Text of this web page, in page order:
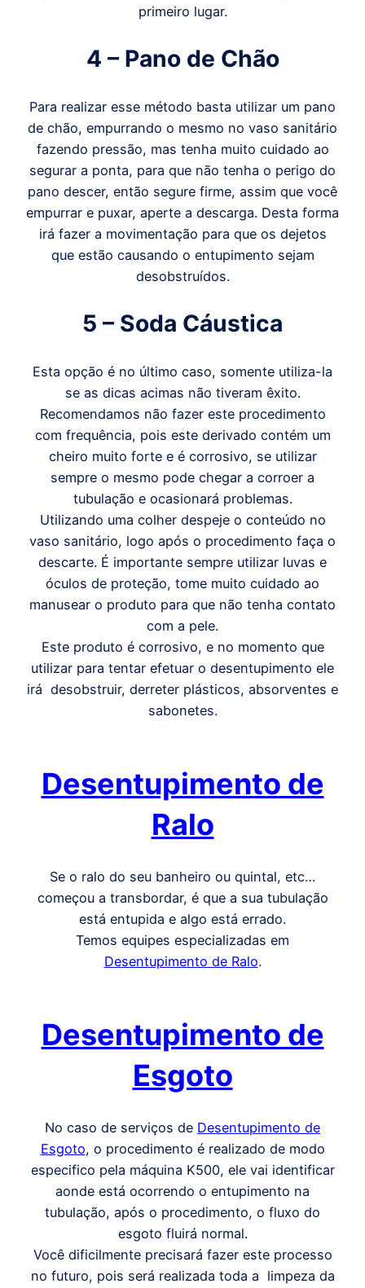
primeiro lugar.
4 – Pano de Chão
Para realizar esse método basta utilizar um pano
de chão, empurrando o mesmo no vaso sanitário
fazendo pressão, mas tenha muito cuidado ao
segurar a ponta, para que não tenha o perigo do
pano descer, então segure firme, assim que você
empurrar e puxar, aperte a descarga. Desta forma
irá fazer a movimentação para que os dejetos
que estão causando o entupimento sejam
desobstruídos.
5 – Soda Cáustica
Esta opção é no último caso, somente utiliza-la
se as dicas acimas não tiveram êxito.
Recomendamos não fazer este procedimento
com frequência, pois este derivado contém um
cheiro muito forte e é corrosivo, se utilizar
sempre o mesmo pode chegar a corroer a
tubulação e ocasionará problemas.
Utilizando uma colher despeje o conteúdo no
vaso sanitário, logo após o procedimento faça o
descarte. É importante sempre utilizar luvas e
óculos de proteção, tome muito cuidado ao
manusear o produto para que não tenha contato
com a pele.
Este produto é corrosivo, e no momento que
utilizar para tentar efetuar o desentupimento ele
irá desobstruir, derreter plásticos, absorventes e
sabonetes.
Desentupimento de
Ralo
Se o ralo do seu banheiro ou quintal, etc…
começou a transbordar, é que a sua tubulação
está entupida e algo está errado.
Temos equipes especializadas em
Desentupimento de Ralo.
Desentupimento de
Esgoto
No caso de serviços de Desentupimento de
Esgoto, o procedimento é realizado de modo
especifico pela máquina K500, ele vai identificar
aonde está ocorrendo o entupimento na
tubulação, após o procedimento, o fluxo do
esgoto fluirá normal.
Você dificilmente precisará fazer este processo
no futuro, pois será realizada toda a limpeza da